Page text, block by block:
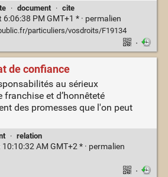
· document · cite
PM GMT+1 * · permalien
particuliers/vosdroits/F19134
·
de confiance
au sérieux
franchise et d’honnêteté
des promesses que l'on peut
· relation
AM GMT+2 * · permalien
·